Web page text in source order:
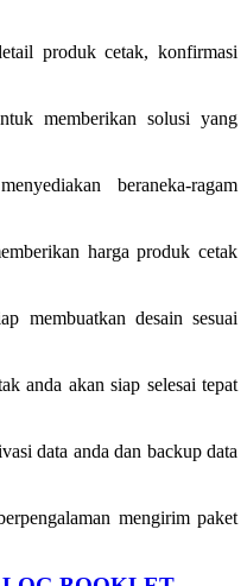
produk cetak, konfirmasi
memberikan solusi yang
beraneka-ragam
harga produk cetak
membuatkan desain sesuai
anda akan siap selesai tepat
data anda dan backup data
mengirim paket